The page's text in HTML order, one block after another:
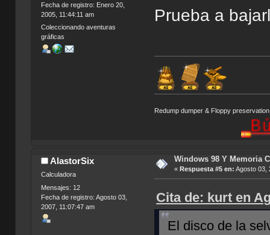
Fecha de registro: Enero 20,
2005, 11:44:11 am
Coleccionando aventuras
gráficas
Prueba a
Redump dumper & Floppy preservation
AlastorSix
Calculadora
Mensajes: 12
Fecha de registro: Agosto 03,
2007, 11:07:47 am
Windows 98 Y Memoria
« Respuesta #5 en: Agosto 03,
Cita de: kurt en
El disco de la